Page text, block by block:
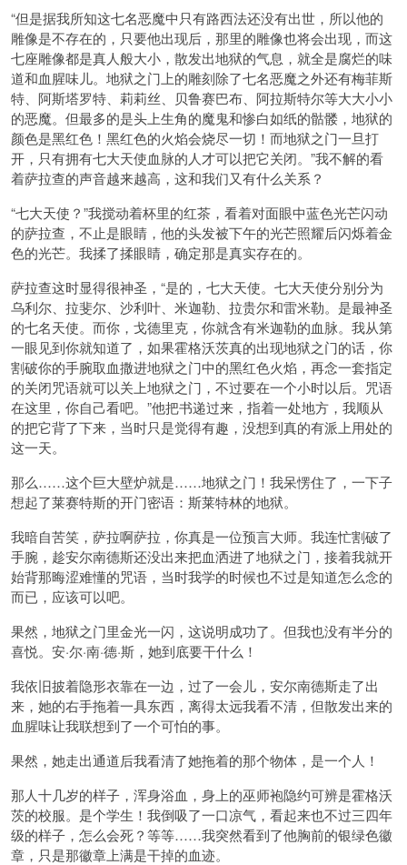
“但是据我所知这七名恶魔中只有路西法还没有出世，所以他的
雕像是不存在的，只要他出现后，那里的雕像也将会出现，而这
七座雕像都是真人般大小，散发出地狱的气息，就全是腐烂的味
道和血腥味儿。地狱之门上的雕刻除了七名恶魔之外还有梅菲斯
特、阿斯塔罗特、莉莉丝、贝鲁赛巴布、阿拉斯特尔等大大小小
的恶魔。但最多的是头上生角的魔鬼和惨白如纸的骷髅，地狱的
颜色是黑红色！黑红色的火焰会烧尽一切！而地狱之门一旦打
开，只有拥有七大天使血脉的人才可以把它关闭。”我不解的看
着萨拉查的声音越来越高，这和我们又有什么关系？
“七大天使？”我搅动着杯里的红茶，看着对面眼中蓝色光芒闪动
的萨拉查，不止是眼睛，他的头发被下午的光芒照耀后闪烁着金
色的光芒。我揉了揉眼睛，确定那是真实存在的。
萨拉查这时显得很神圣，“是的，七大天使。七大天使分别分为
乌利尔、拉斐尔、沙利叶、米迦勒、拉贵尔和雷米勒。是最神圣
的七名天使。而你，戈德里克，你就含有米迦勒的血脉。我从第
一眼见到你就知道了，如果霍格沃茨真的出现地狱之门的话，你
割破你的手腕取血撒进地狱之门中的黑红色火焰，再念一套指定
的关闭咒语就可以关上地狱之门，不过要在一个小时以后。咒语
在这里，你自己看吧。”他把书递过来，指着一处地方，我顺从
的把它背了下来，当时只是觉得有趣，没想到真的有派上用处的
这一天。
那么……这个巨大壁炉就是……地狱之门！我呆愣住了，一下子
想起了莱赛特斯的开门密语：斯莱特林的地狱。
我暗自苦笑，萨拉啊萨拉，你真是一位预言大师。我连忙割破了
手腕，趁安尔南德斯还没出来把血洒进了地狱之门，接着我就开
始背那晦涩难懂的咒语，当时我学的时候也不过是知道怎么念的
而已，应该可以吧。
果然，地狱之门里金光一闪，这说明成功了。但我也没有半分的
喜悦。安·尔·南·德·斯，她到底要干什么！
我依旧披着隐形衣靠在一边，过了一会儿，安尔南德斯走了出
来，她的右手拖着一具东西，离得太远我看不清，但散发出来的
血腥味让我联想到了一个可怕的事。
果然，她走出通道后我看清了她拖着的那个物体，是一个人！
那人十几岁的样子，浑身浴血，身上的巫师袍隐约可辨是霍格沃
茨的校服。是个学生！我倒吸了一口凉气，看起来也不过三四年
级的样子，怎么会死？等等……我突然看到了他胸前的银绿色徽
章，只是那徽章上满是干掉的血迹。